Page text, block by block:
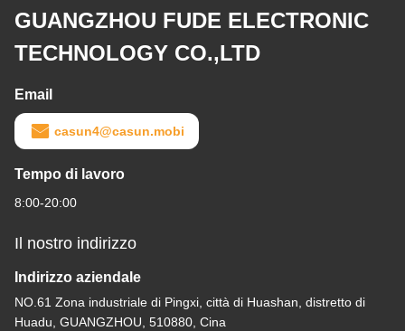
GUANGZHOU FUDE ELECTRONIC
TECHNOLOGY CO.,LTD
Email
casun4@casun.mobi
Tempo di lavoro
8:00-20:00
Il nostro indirizzo
Indirizzo aziendale
NO.61 Zona industriale di Pingxi, città di Huashan, distretto di
Huadu, GUANGZHOU, 510880, Cina